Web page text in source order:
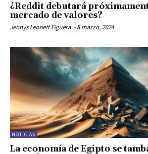
¿Reddit debutará
mercado de valores?
Jennys Leonett Figuera -8 marzo, 2024
NOTICIAS
La economía de Egipto se